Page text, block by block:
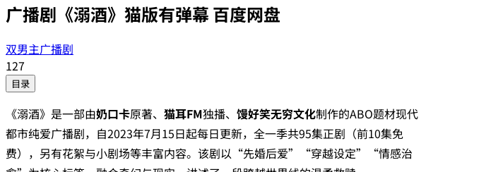
广播剧《溺酒》猫版有弹幕 百度网盘
双男主广播剧
127
目录
《溺酒》是一部由‌奶口卡‌原著、‌ 猫耳FM‌独播、‌ 馒好笑无穷文化‌制作的ABO题材现代
都市纯爱广播剧，自2023年7月15日起每日更新，全一季共95集正剧（前10集免
费），另有花絮与小剧场等丰富内容。该剧以“先婚后爱”“穿越设定”“情感治